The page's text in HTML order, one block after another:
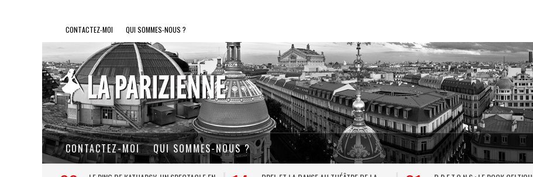
CONTACTEZ-MOI QUI SOMMES-NOUS ?
CONTACTEZ-MOI QUI SOMMES-NOUS ?